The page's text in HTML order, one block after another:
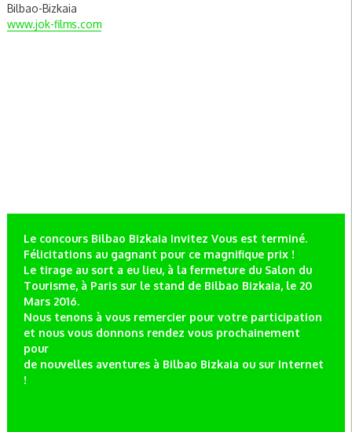
Bilbao-Bizkaia
www.jok-films.com
Le concours Bilbao Bizkaia Invitez Vous est terminé.
Félicitations au gagnant pour ce magnifique prix !
Le tirage au sort a eu lieu, à la fermeture du Salon du
Tourisme, à Paris sur le stand de Bilbao Bizkaia, le 20
Mars 2016.
Nous tenons à vous remercier pour votre participation
et nous vous donnons rendez vous prochainement
pour
de nouvelles aventures à Bilbao Bizkaia ou sur Internet
!